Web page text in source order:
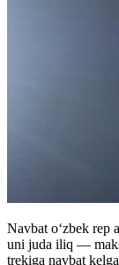
Navbat o‘zbek
uni juda iliq —
trekiga navbat